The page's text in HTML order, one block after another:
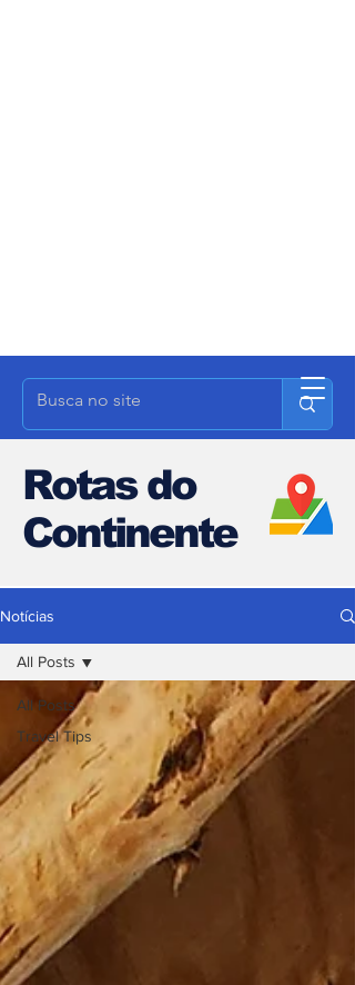
Rotas do
Continente
Notícias
All Posts
Travel Tips
All Posts